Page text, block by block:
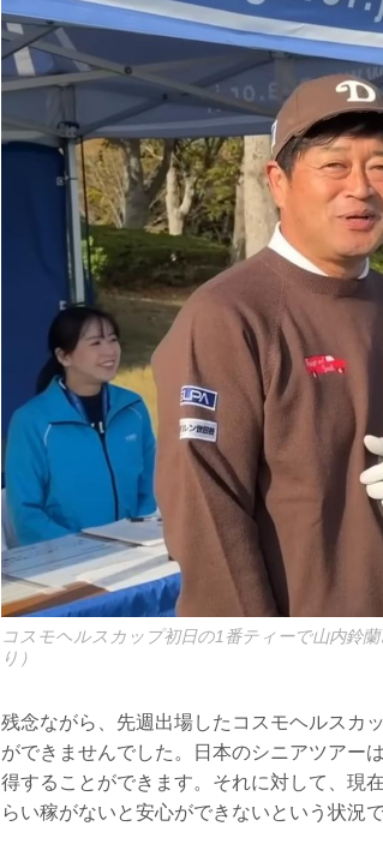
コスモヘルスカップ初日の1番ティーで山内鈴
り）
残念ながら、先週出場したコスモヘルスカ
ができませんでした。日本のシニアツアー
得することができます。それに対して、現
らい稼がないと安心ができないという状況で